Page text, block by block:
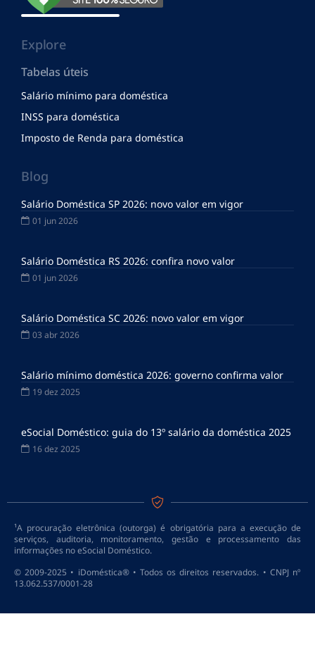
Explore
Tabelas úteis
Salário mínimo para doméstica
INSS para doméstica
Imposto de Renda para doméstica
Blog
Salário Doméstica SP 2026: novo valor em vigor
01 jun 2026
Salário Doméstica RS 2026: confira novo valor
01 jun 2026
Salário Doméstica SC 2026: novo valor em vigor
03 abr 2026
Salário mínimo doméstica 2026: governo confirma valor
19 dez 2025
eSocial Doméstico: guia do 13º salário da doméstica 2025
16 dez 2025
¹A procuração eletrônica (outorga) é obrigatória para a execução de
serviços, auditoria, monitoramento, gestão e processamento das
informações no eSocial Doméstico.
© 2009-2025 • iDoméstica® • Todos os direitos reservados. • CNPJ nº
13.062.537/0001-28